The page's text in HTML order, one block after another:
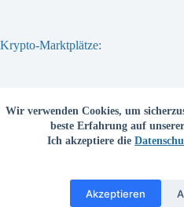
Wir verwenden Cookies, um
beste Erfahrung auf
Ich akzeptiere die
Akzeptieren
Krypto-Marktplätze:
Bitpanda
Bitcoin.de
Deutschsprachige Kryptobörsen